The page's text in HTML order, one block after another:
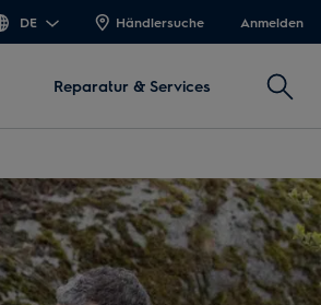
DE Händlersuche Anmelden
Reparatur & Services
(mind.
3